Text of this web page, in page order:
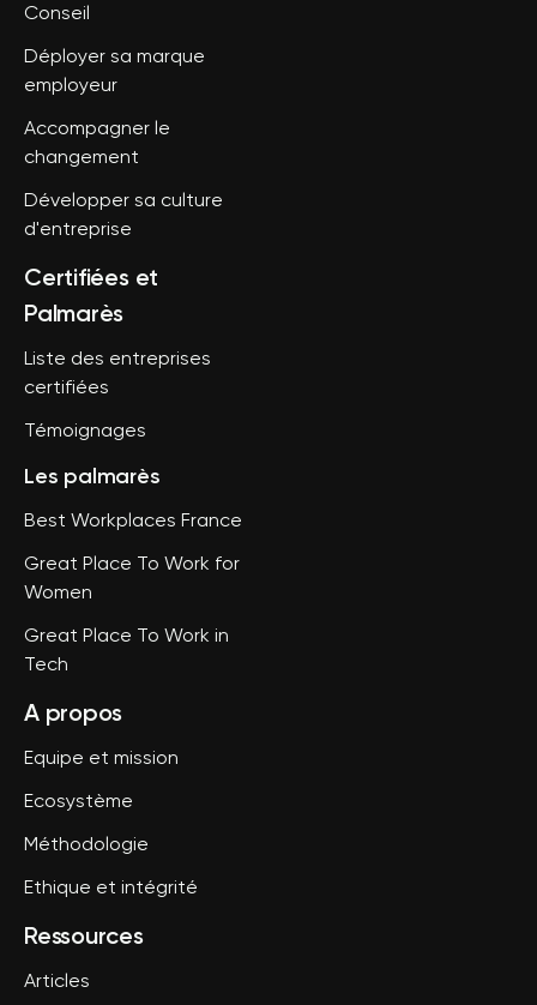
Conseil
Déployer sa marque
employeur
Accompagner le
changement
Développer sa culture
d'entreprise
Certifiées et
Palmarès
Liste des entreprises
certifiées
Témoignages
Les palmarès
Best Workplaces France
Great Place To Work for
Women
Great Place To Work in
Tech
A propos
Equipe et mission
Ecosystème
Méthodologie
Ethique et intégrité
Ressources
Articles